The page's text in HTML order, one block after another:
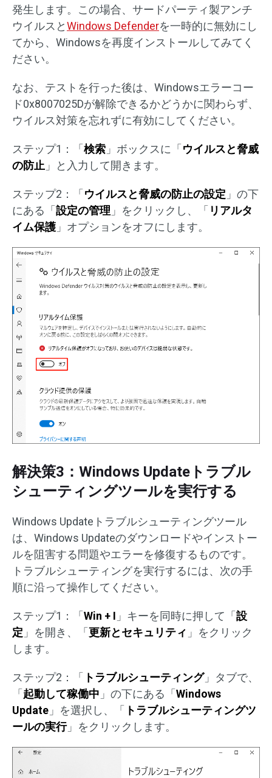
発生します。この場合、サードパーティ製アンチ
ウイルスとWindows Defenderを一時的に無効にし
てから、Windowsを再度インストールしてみてく
ださい。
なお、テストを行った後は、Windowsエラーコー
ド0x8007025Dが解除できるかどうかに関わらず、
ウイルス対策を忘れずに有効にしてください。
ステップ1：「 検索 」ボックスに「 ウイルスと脅威
の防止 」と入力して開きます。
ステップ2：「 ウイルスと脅威の防止の設定 」の下
にある「 設定の管理 」をクリックし、「 リアルタ
イム保護 」オプションをオフにします。
解決策3：Windows Updateトラブル
シューティングツールを実行する
Windows Updateトラブルシューティングツール
は、Windows Updateのダウンロードやインストー
ルを阻害する問題やエラーを修復するものです。
トラブルシューティングを実行するには、次の手
順に沿って操作してください。
ステップ1：「 Win + I 」キーを同時に押して「 設
定 」を開き、「 更新とセキュリティ 」をクリック
します。
ステップ2：「 トラブルシューティング」タブで、
「 起動して稼働中 」の下にある「 Windows
Update 」を選択し、「 トラブルシューティングツ
ールの実行」をクリックします。